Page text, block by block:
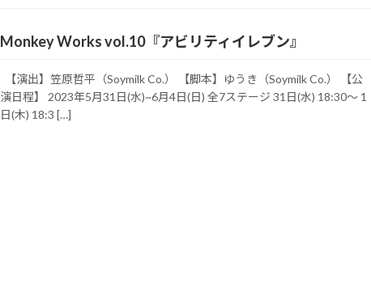
Monkey Works vol.10『アビリティイレブン』
【演出】笠原哲平（Soymilk Co.） 【脚本】ゆうき（Soymilk Co.） 【公
演日程】 2023年5月31日(水)~6月4日(日) 全7ステージ 31日(水) 18:30～ 1
日(木) 18:3 […]